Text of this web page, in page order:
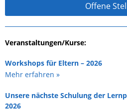
Offene
Veranstaltungen/Kurse:
Workshops für Eltern – 2026
Mehr erfahren »
Unsere nächste Schulung der
2026